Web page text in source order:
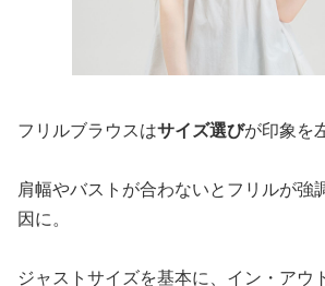
フリルブラウスはサイズ選びが印象を
肩幅やバストが合わないとフリルが強
因に。
ジャストサイズを基本に、イン・アウ